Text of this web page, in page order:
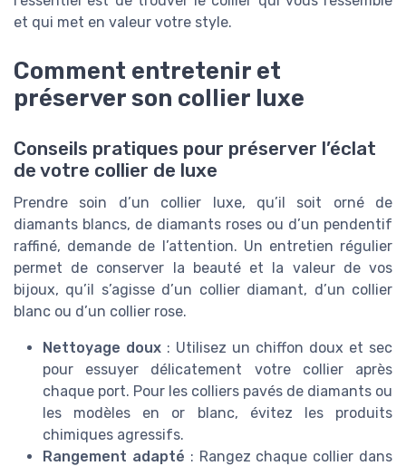
et qui met en valeur votre style.
Comment entretenir et
préserver son collier luxe
Conseils pratiques pour préserver l’éclat
de votre collier de luxe
Prendre soin d’un collier luxe, qu’il soit orné de
diamants blancs, de diamants roses ou d’un pendentif
raffiné, demande de l’attention. Un entretien régulier
permet de conserver la beauté et la valeur de vos
bijoux, qu’il s’agisse d’un collier diamant, d’un collier
blanc ou d’un collier rose.
Nettoyage doux : Utilisez un chiffon doux et sec
pour essuyer délicatement votre collier après
chaque port. Pour les colliers pavés de diamants ou
les modèles en or blanc, évitez les produits
chimiques agressifs.
Rangement adapté : Rangez chaque collier dans